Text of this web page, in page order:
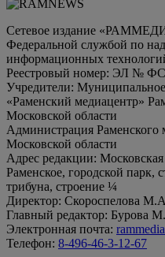
Сетевое издание
Федеральной службой по
информационных
Реестровый номер: ЭЛ №
Учредители:
«Раменский медиацентр»
Московской области
Администрация Раменского
Московской области
Адрес редакции: Московская
Раменское, городской парк,
трибуна, строение ¼
Директор: Скороспелова
Главный редактор: Бурова
Электронная почта:
Телефон: 8-496-46-3-12-67